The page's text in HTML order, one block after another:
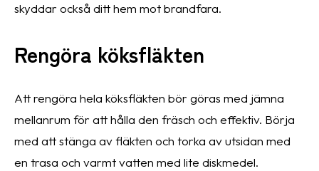
skyddar också ditt hem mot brandfara.
Rengöra köksfläkten
Att rengöra hela köksfläkten bör göras med jämna
mellanrum för att hålla den fräsch och effektiv. Börja
med att stänga av fläkten och torka av utsidan med
en trasa och varmt vatten med lite diskmedel.